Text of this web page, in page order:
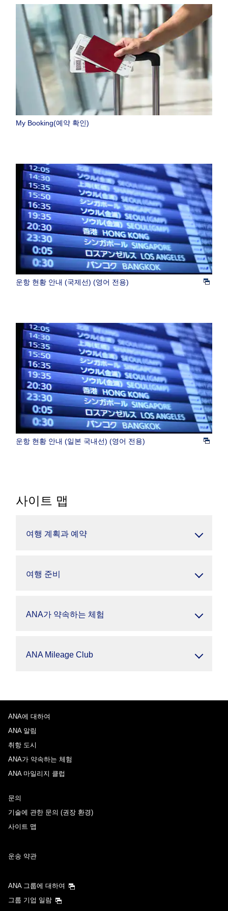
My Booking(예약 확인)
운항 현황 안내 (국제선) (영어 전용)
운항 현황 안내 (일본 국내선) (영어 전용)
사이트 맵
여행 계획과 예약
여행 준비
ANA가 약속하는 체험
ANA Mileage Club
ANA에 대하여
ANA 알림
취항 도시
ANA가 약속하는 체험
ANA 마일리지 클럽
문의
기술에 관한 문의 (권장 환경)
사이트 맵
운송 약관
ANA 그룹에 대하여
그룹 기업 일람